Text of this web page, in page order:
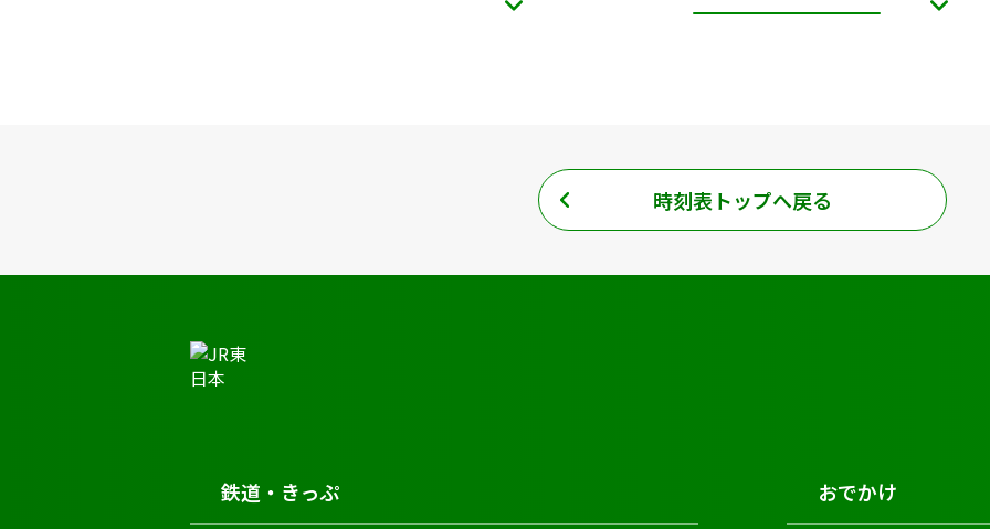
時刻表トップへ戻る
鉄道・きっぷ おでかけ